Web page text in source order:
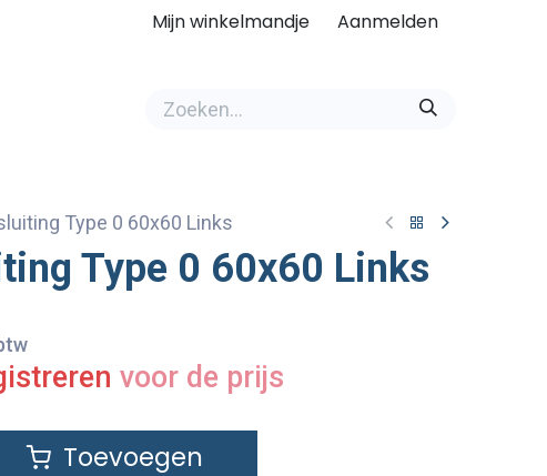
Mijn winkelmandje Aanmelden
Type 0 60x60 Links
Type 0 60x60 Links
voor de prijs
Toevoegen